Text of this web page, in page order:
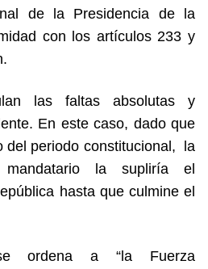
de la Presidencia de la
con los artículos 233 y
las faltas absolutas y
En este caso, dado que
del periodo constitucional, la
la supliría el
hasta que culmine el
ordena a “la Fuerza